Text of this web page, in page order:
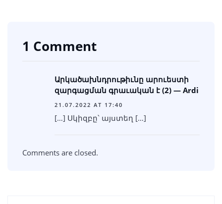
1 Comment
Արկածախնդրութիւնը արուեստի
զարգացման գրաւական է (2) — Ardi
21.07.2022 AT 17:40
[…] Սկիզբը՝ այստեղ […]
Comments are closed.